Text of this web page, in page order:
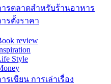
ารตลาดสำหรับร้านอาหาร
ารตั้งราคา
review
Style
รเขียน การเล่าเรื่อง